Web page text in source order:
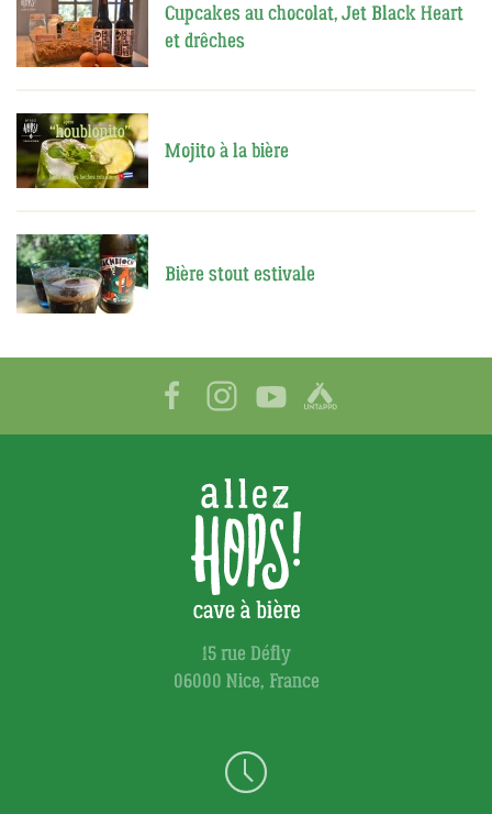
Cupcakes au chocolat, Jet Black Heart
et drêches
Mojito à la bière
Bière stout estivale
15 rue Défly
06000 Nice, France